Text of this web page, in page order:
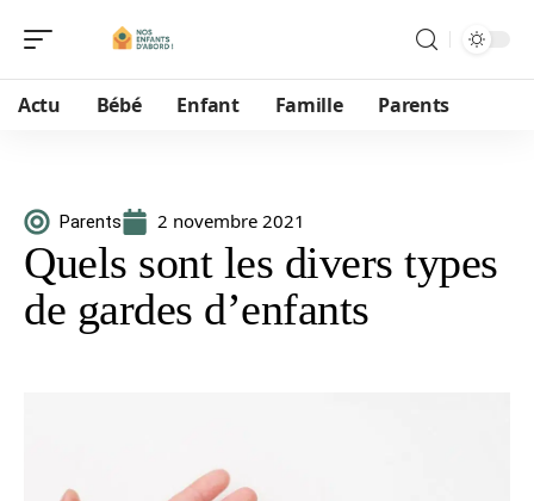
Actu Bébé Enfant Famille Parents
Parents 2 novembre 2021
Quels sont les divers types
de gardes d’enfants